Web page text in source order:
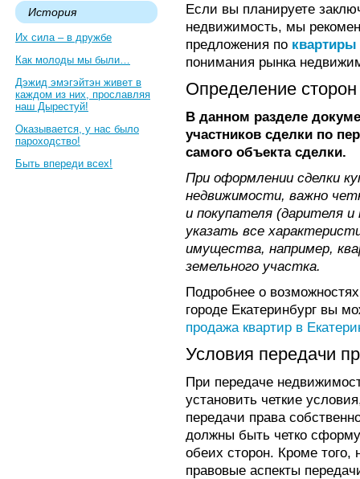
История
Их сила – в дружбе
Как молоды мы были…
Дэжид эмэгэйтэн живет в
каждом из них, прославляя
наш Дырестуй!
Оказывается, у нас было
пароходство!
Быть впереди всех!
Если вы планируете
недвижимость, мы
предложения по квартиры
понимания рынка
Определение
В данном разделе
участников сделки по
самого объекта сделки.
При оформлении сделки
недвижимости, важно
и покупателя (дарителя
указать все
имущества, например,
земельного участка.
Подробнее о
городе Екатеринбург вы
продажа квартир в
Условия передачи
При передаче
установить четкие
передачи права
должны быть четко
обеих сторон. Кроме того,
правовые аспекты